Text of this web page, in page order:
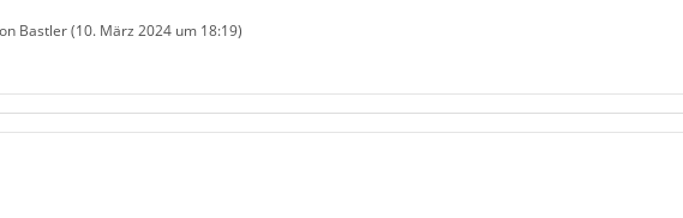
Bastler (10. März 2024 um 18:19)